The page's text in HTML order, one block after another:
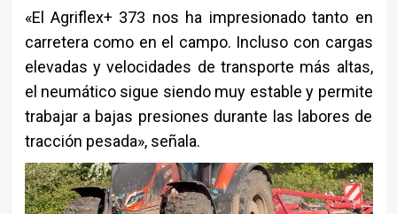
«El Agriflex+ 373 nos ha impresionado tanto en
carretera como en el campo. Incluso con cargas
elevadas y velocidades de transporte más altas,
el neumático sigue siendo muy estable y permite
trabajar a bajas presiones durante las labores de
tracción pesada», señala.